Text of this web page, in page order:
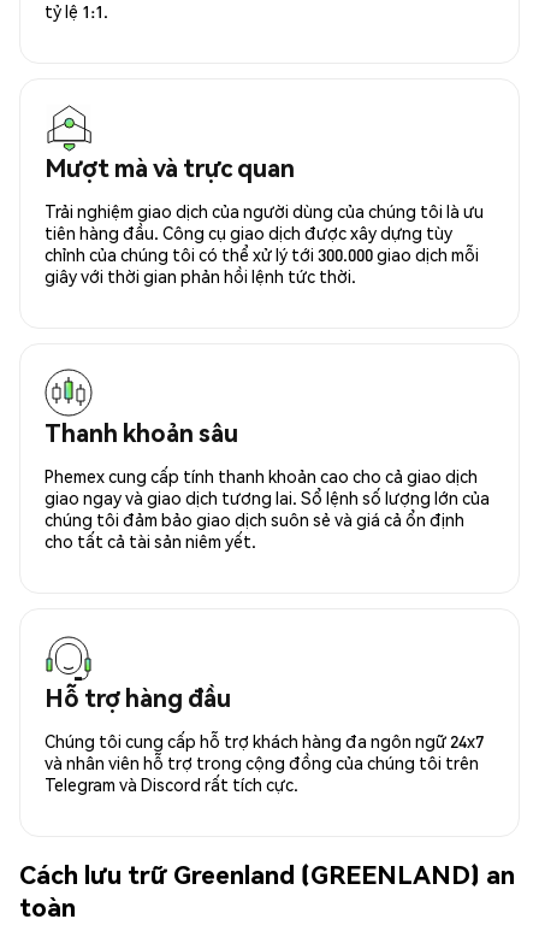
tỷ lệ 1:1.
Mượt mà và trực quan
Trải nghiệm giao dịch của người dùng của chúng tôi là ưu
tiên hàng đầu. Công cụ giao dịch được xây dựng tùy
chỉnh của chúng tôi có thể xử lý tới 300.000 giao dịch mỗi
giây với thời gian phản hồi lệnh tức thời.
Thanh khoản sâu
Phemex cung cấp tính thanh khoản cao cho cả giao dịch
giao ngay và giao dịch tương lai. Sổ lệnh số lượng lớn của
chúng tôi đảm bảo giao dịch suôn sẻ và giá cả ổn định
cho tất cả tài sản niêm yết.
Hỗ trợ hàng đầu
Chúng tôi cung cấp hỗ trợ khách hàng đa ngôn ngữ 24x7
và nhân viên hỗ trợ trong cộng đồng của chúng tôi trên
Telegram và Discord rất tích cực.
Cách lưu trữ Greenland (GREENLAND) an
toàn